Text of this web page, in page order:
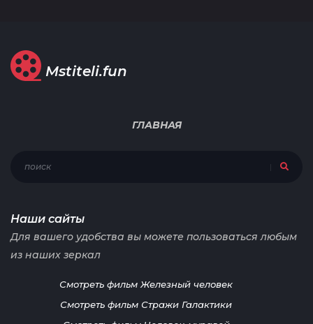
Mstiteli.fun
ГЛАВНАЯ
Наши сайты
Для вашего удобства вы можете пользоваться любым
из наших зеркал
Смотреть фильм Железный человек
Смотреть фильм Стражи Галактики